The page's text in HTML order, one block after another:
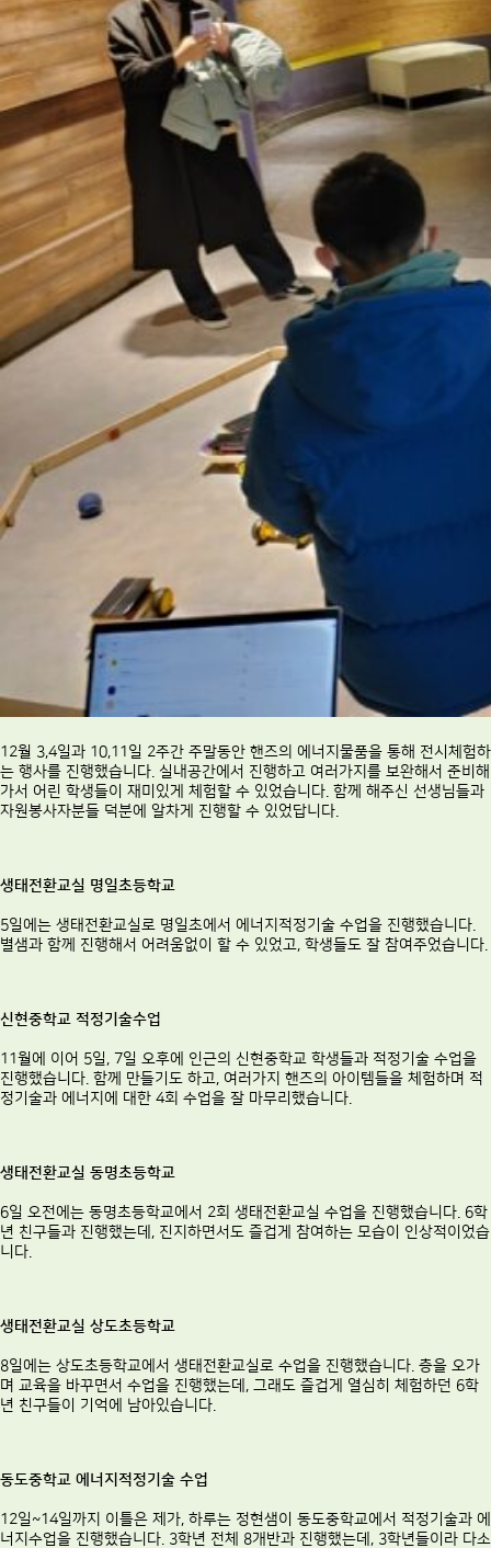
12월 3,4일과 10,11일 2주간 주말동안 핸즈의 에너지물품을 통해 전시체험하
는 행사를 진행했습니다. 실내공간에서 진행하고 여러가지를 보완해서 준비해
가서 어린 학생들이 재미있게 체험할 수 있었습니다. 함께 해주신 선생님들과
자원봉사자분들 덕분에 알차게 진행할 수 있었답니다.
생태전환교실 명일초등학교
5일에는 생태전환교실로 명일초에서 에너지적정기술 수업을 진행했습니다.
별샘과 함께 진행해서 어려움없이 할 수 있었고, 학생들도 잘 참여주었습니다.
신현중학교 적정기술수업
11월에 이어 5일, 7일 오후에 인근의 신현중학교 학생들과 적정기술 수업을
진행했습니다. 함께 만들기도 하고, 여러가지 핸즈의 아이템들을 체험하며 적
정기술과 에너지에 대한 4회 수업을 잘 마무리했습니다.
생태전환교실 동명초등학교
6일 오전에는 동명초등학교에서 2회 생태전환교실 수업을 진행했습니다. 6학
년 친구들과 진행했는데, 진지하면서도 즐겁게 참여하는 모습이 인상적이었습
니다.
생태전환교실 상도초등학교
8일에는 상도초등학교에서 생태전환교실로 수업을 진행했습니다. 층을 오가
며 교육을 바꾸면서 수업을 진행했는데, 그래도 즐겁게 열심히 체험하던 6학
년 친구들이 기억에 남아있습니다.
동도중학교 에너지적정기술 수업
12일~14일까지 이틀은 제가, 하루는 정현샘이 동도중학교에서 적정기술과 에
너지수업을 진행했습니다. 3학년 전체 8개반과 진행했는데, 3학년들이라 다소